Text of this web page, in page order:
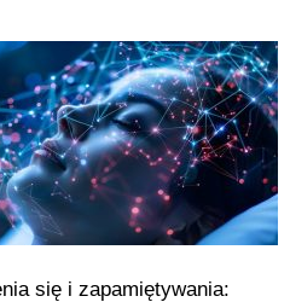
się i zapamiętywania: